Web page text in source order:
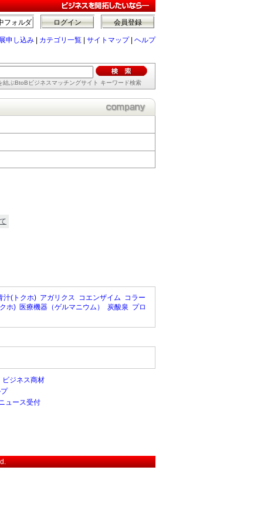
会員登録
ログイン
フォルダ
申し込み カテゴリ一覧 サイトマップ| ヘルプ
結ぶBtoBビジネスマッチングサイト キーワード検索
汁(トクホ) アガリクス コエンザイム コラー
ホ) 医療機器（ゲルマニウム） 炭酸泉 プロ
ビジネス商材
ュース受付